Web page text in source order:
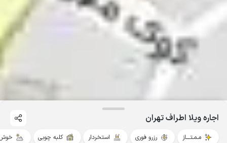
اجاره ویلا اطراف تهران
مـمـتــــاز رزرو فوری استخردار کلبه چوبی خوش